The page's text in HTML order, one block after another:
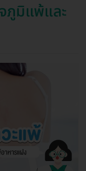
ภูมิแพ้และ